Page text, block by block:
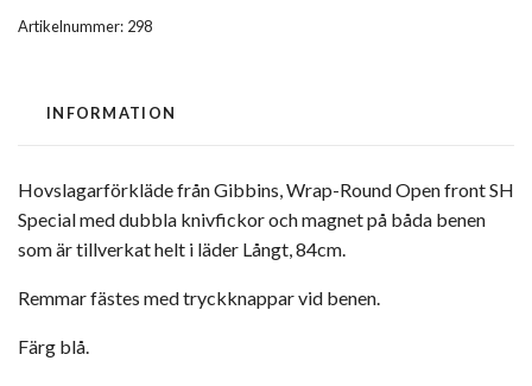
Artikelnummer: 298
INFORMATION
Hovslagarförkläde från Gibbins, Wrap-Round Open front SH
Special med dubbla knivfickor och magnet på båda benen
som är tillverkat helt i läder Långt, 84cm.
Remmar fästes med tryckknappar vid benen.
Färg blå.